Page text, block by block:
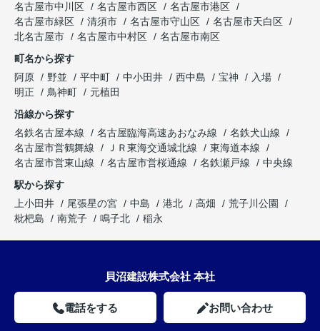
名古屋市中川区
名古屋市西区
名古屋市港区
名古屋市緑区
清須市 名古屋市守山区
名古屋市天白区
北名古屋市
名古屋市中村区
名古屋市南区
町名から探す
阿原
野並 平中町 中小田井 西中島 宝神
入場
明正
鳥神町
元植田
沿線から探す
名鉄名古屋本線
名古屋臨海高速あおなみ線
名鉄犬山線
名古屋市営鶴舞線
ＪＲ東海交通城北線
東海道本線
名古屋市営東山線
名古屋市営桜通線 名鉄瀬戸線
中央線
駅から探す
上小田井
尾張星の宮 中島 港北 高畑
荒子川公園
枇杷島
南荒子 鳴子北 稲永
貝沼建設株式会社 本社
電話をする お問い合わせ